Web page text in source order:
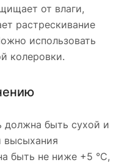
от влаги,
растрескивание
использовать
колеровки.
должна быть сухой и
высыхания
быть не ниже +5 °С,